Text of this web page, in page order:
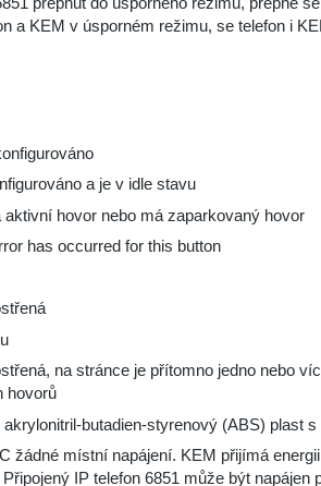
a KEM v úsporném režimu, se telefon i
a je v idle stavu
hovor nebo má zaparkovaný hovor
has occurred for this button
na stránce je přítomno jedno nebo
hovorů
butadien-styrenový (ABS) plast s
žádné místní napájení. KEM přijímá
IP telefon 6851 může být napájen